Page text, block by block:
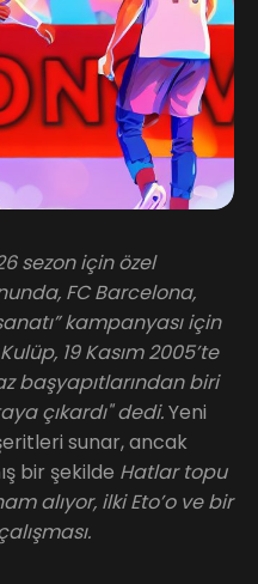
sezon için özel
FC Barcelona,
kampanyası için
19 Kasım 2005’te
başyapıtlarından biri
çıkardı" dedi.Yeni
sunar, ancak
bir şekilde Hatlar topu
alıyor, ilki Eto’o ve bir